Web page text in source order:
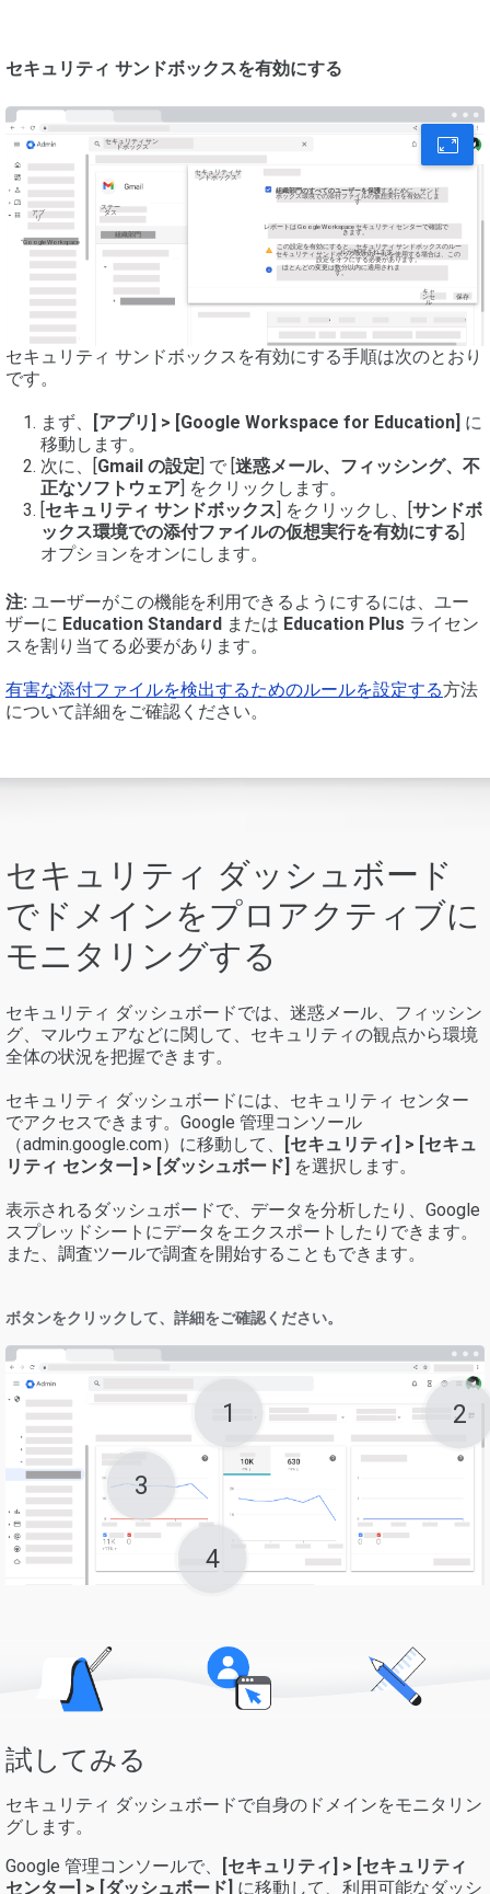
セキュリティ サンドボックスを有効にする
セキュリティ サン
ドボックス
アプ
リ
Google Workspace
ステー
タス
組織部門
セキュリティ サ
ンドボックス
組織部門のすべてのユーザーを保護するために、サンド
ボックス環境での添付ファイルの仮想実行を有効にしま
す
この設定を有効にすると、セキュリティ サンドボックスのルー
ルが無視されます。
セキュリティ サンドボックスのルールを使用する場合は、この
設定をオフにする必要があります。
レポートは Google Workspace セキュリティ センターで確認で
きます。
ほとんどの変更は数分以内に適用されま
す。
キャ
ンセ
ル
保存
セキュリティ サンドボックスを有効にする手順は次のとおり
です。
まず、 [アプリ] > [Google Workspace for Education] に
移動します。
次に、[Gmail の設定] で [迷惑メール、フィッシング、不
正なソフトウェア] をクリックします。
[セキュリティ サンドボックス] をクリックし、[サンドボ
ックス環境での添付ファイルの仮想実行を有効にする]
オプションをオンにします。
注: ユーザーがこの機能を利用できるようにするには、ユー
ザーに Education Standard または Education Plus ライセン
スを割り当てる必要があります。
有害な添付ファイルを検出するためのルールを設定する方法
について詳細をご確認ください。
セキュリティ ダッシュボード
でドメインをプロアクティブに
モニタリングする
セキュリティ ダッシュボードでは、迷惑メール、フィッシン
グ、マルウェアなどに関して、セキュリティの観点から環境
全体の状況を把握できます。
セキュリティ ダッシュボードには、セキュリティ センター
でアクセスできます。Google 管理コンソール
（admin.google.com）に移動して、
[セキュリティ] > [セキュ
リティ センター] > [ダッシュボード] を選択します。
表示されるダッシュボードで、データを分析したり、Google
スプレッドシートにデータをエクスポートしたりできます。
また、調査ツールで調査を開始することもできます。
ボタンをクリックして、詳細をご確認ください。
1 2
3
4
試してみる
セキュリティ ダッシュボードで自身のドメインをモニタリン
グします。
Google 管理コンソールで、
[セキュリティ] > [セキュリティ
センター] > [ダッシュボード] に移動して、利用可能なダッシ